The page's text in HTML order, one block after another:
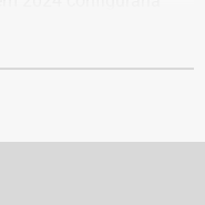
vedada pela
até o dia 25 de